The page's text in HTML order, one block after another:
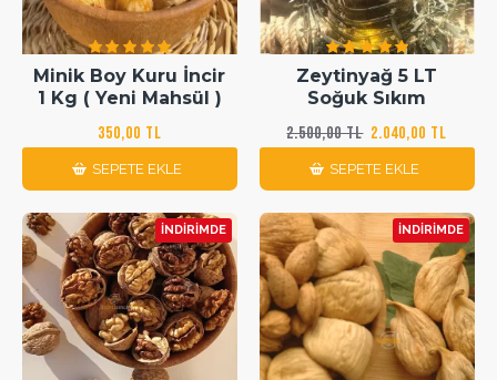
Minik Boy Kuru İncir
1 Kg ( Yeni Mahsül )
350,00 TL
SEPETE EKLE
Zeytinyağ 5 LT
Soğuk Sıkım
2.040,00 TL
2.500,00 TL
SEPETE EKLE
İNDIRIMDE İNDIRIMDE